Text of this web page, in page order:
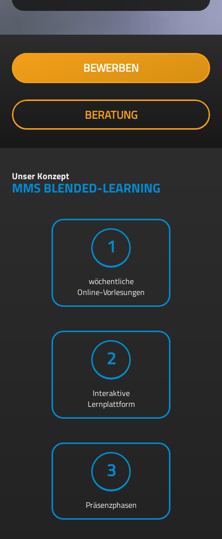
BEWERBEN
BERATUNG
Unser Konzept
MMS BLENDED-LEARNING
1
wöchentliche
Online-Vorlesungen
2
Interaktive
Lernplattform
3
Präsenzphasen